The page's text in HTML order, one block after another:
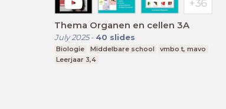
Thema Organen en cellen 3A
July 2025- 40 slides
Biologie Middelbare school
vmbo t, mavo
Leerjaar 3,4